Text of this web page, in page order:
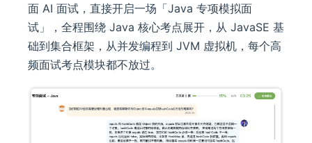
面 AI 面试，直接开启一场「Java 专项模拟面
试」，全程围绕 Java 核心考点展开，从 JavaSE 基
础到集合框架，从并发编程到 JVM 虚拟机，每个高
频面试考点模块都不放过。